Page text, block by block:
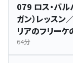
079 ロス・バ
ガン）レッス
リアのフリーケ
64分